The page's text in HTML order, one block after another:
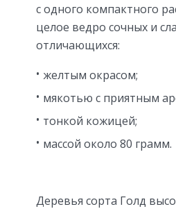
с одного компактного
целое ведро сочных и
отличающихся:
желтым окрасом;
мякотью с приятным
тонкой кожицей;
массой около 80 грамм.
Деревья сорта Голд